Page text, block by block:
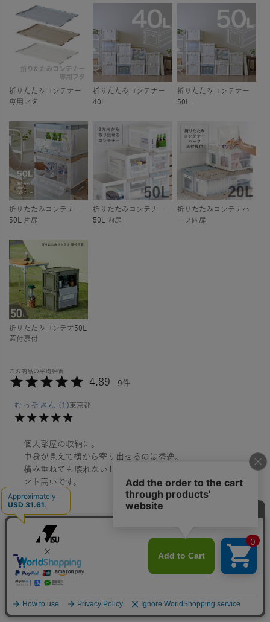
折りたたみコンテナー
専用フタ
折りたたみコンテナー
40L
折りたたみコンテナー
50L
折りたたみコンテナー
50L 片扉
折りたたみコンテナー
50L 両扉
折りたたみコンテナハ
ーフ両扉
折りたたみコンテナ50L
蓋付扉付
4.89 9
むっそ 1 東京都
個人部屋の収納に。
中身が見えて横から寄り出せるのは秀逸。
積み重ねても壊れないししっかり重ねられる安心感はポイ
もっと早く買えばよかったです。
2段積み重ねて使ってます。